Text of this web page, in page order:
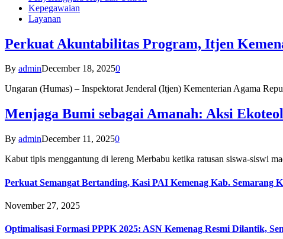
Kepegawaian
Layanan
Perkuat Akuntabilitas Program, Itjen
By adminDecember 18, 20250
Ungaran (Humas) – Inspektorat Jenderal (Itjen) Kementerian Agama
Menjaga Bumi sebagai Amanah: Aksi
By adminDecember 11, 20250
Kabut tipis menggantung di lereng Merbabu ketika ratusan siswa-siswi
Perkuat Semangat Bertanding, Kasi PAI Kemenag Kab. Semarang
November 27, 2025
Optimalisasi Formasi PPPK 2025: ASN Kemenag Resmi Dilantik,